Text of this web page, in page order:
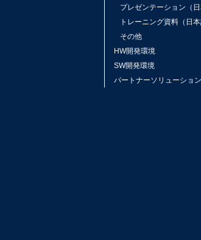
プレゼンテーション（
トレーニング資料（日
その他
HW開発環境
SW開発環境
パートナーソリューション